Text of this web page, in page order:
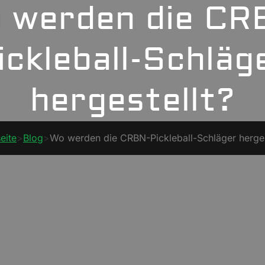
werden die
hergestellt?
>Blog>Wo werden die CRBN-Pickleball-Schläger